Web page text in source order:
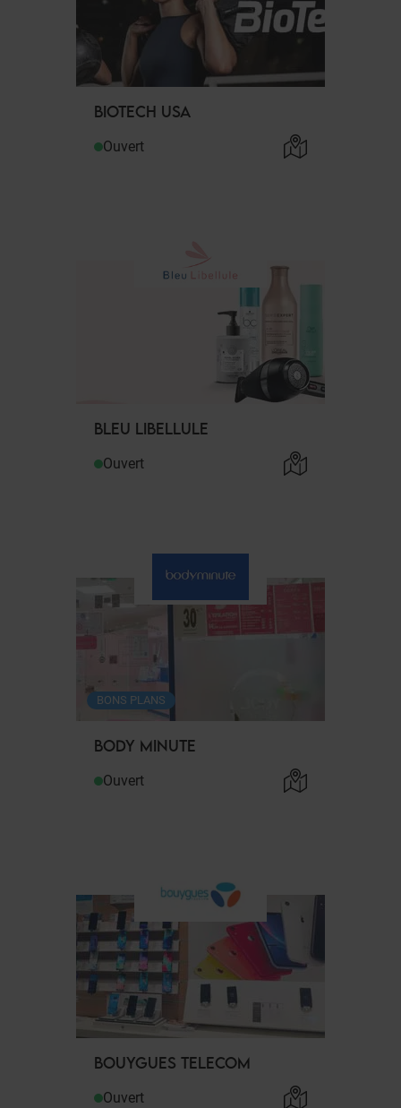
BIOTECH USA
Ouvert
BLEU LIBELLULE
Ouvert
BODY MINUTE
BONS PLANS
Ouvert
BOUYGUES TELECOM
Ouvert